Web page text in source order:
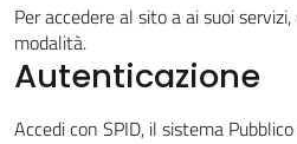
Novità
Servizi
Per accedere al sito a ai suoi
modalità.
Autenticazione
Accedi con SPID, il sistema